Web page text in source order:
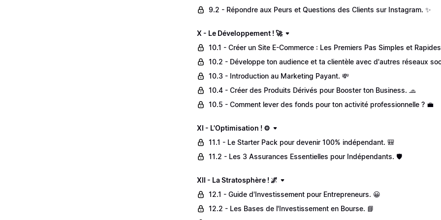
9.2 - Répondre aux Peurs et Questions des Clients sur Instagram. ✨
X - Le Développement ! 🚀
10.1 - Créer un Site E-Commerce : Les Premiers Pas Simples et
10.2 - Développe ton audience et ta clientèle avec d'autres réseaux
10.3 - Introduction au Marketing Payant. 💸
10.4 - Créer des Produits Dérivés pour Booster ton Business. 🧢
10.5 - Comment lever des fonds pour ton activité professionnelle ? 💼
XI - L'Optimisation ! ⚙️
11.1 - Le Starter Pack pour devenir 100% indépendant. 🎒
11.2 - Les 3 Assurances Essentielles pour Indépendants. 🛡️
XII - La Stratosphère ! 🌌
12.1 - Guide d'Investissement pour Entrepreneurs. 😀
12.2 - Les Bases de l'Investissement en Bourse. 📘